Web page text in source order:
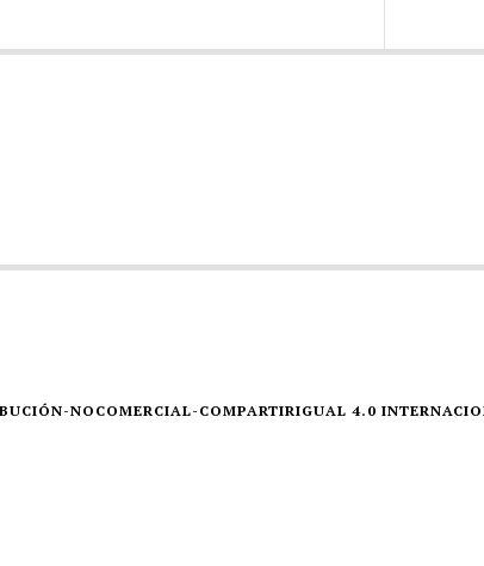
NOCOMERCIAL-COMPARTIRIGUAL 4.0